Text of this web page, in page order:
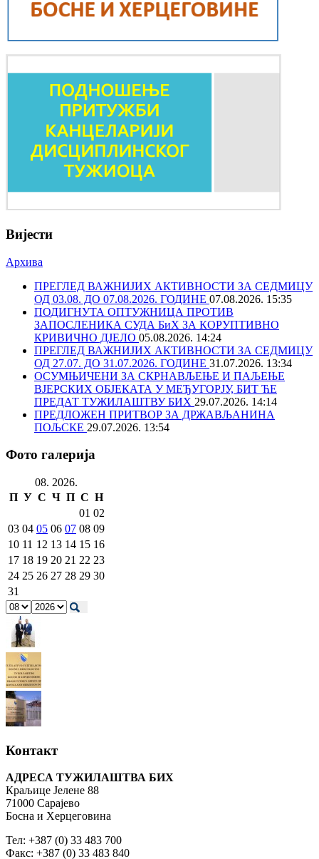
Вијести
Архива
ПРЕГЛЕД ВАЖНИЈИХ АКТИВНОСТИ ЗА СЕДМИЦУ
ОД 03.08. ДО 07.08.2026. ГОДИНЕ 07.08.2026. 15:35
ПОДИГНУТА ОПТУЖНИЦА ПРОТИВ
ЗАПОСЛЕНИКА СУДА БиХ ЗА КОРУПТИВНО
КРИВИЧНО ДЈЕЛО 05.08.2026. 14:24
ПРЕГЛЕД ВАЖНИЈИХ АКТИВНОСТИ ЗА СЕДМИЦУ
ОД 27.07. ДО 31.07.2026. ГОДИНЕ 31.07.2026. 13:34
ОСУМЊИЧЕНИ ЗА СКРНАВЉЕЊЕ И ПАЉЕЊЕ
ВЈЕРСКИХ ОБЈЕКАТА У МЕЂУГОРЈУ, БИТ ЋЕ
ПРЕДАТ ТУЖИЛАШТВУ БИХ 29.07.2026. 14:14
ПРЕДЛОЖЕН ПРИТВОР ЗА ДРЖАВЉАНИНА
ПОЉСКЕ 29.07.2026. 13:54
Фото галерија
08. 2026.
П У С Ч П С Н
01 02
03 04 05 06 07 08 09
10 11 12 13 14 15 16
17 18 19 20 21 22 23
24 25 26 27 28 29 30
31
Контакт
АДРЕСА ТУЖИЛАШТВА БИХ
Краљице Јелене 88
71000 Сарајево
Босна и Херцеговина
Тел: +387 (0) 33 483 700
Факс: +387 (0) 33 483 840